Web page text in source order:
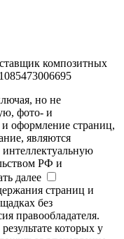
композитных
но не
фото- и
оформление страниц,
являются
интеллектуальную
РФ и
далее
страниц и
без
правообладателя.
которых у